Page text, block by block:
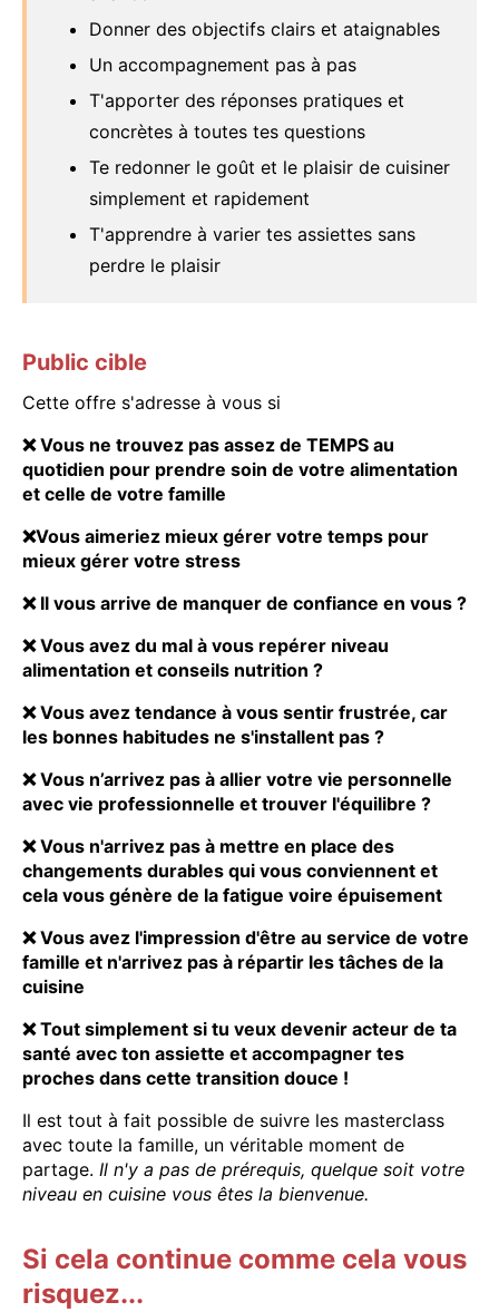
Donner des objectifs clairs et ataignables
Un accompagnement pas à pas
T'apporter des réponses pratiques et
concrètes à toutes tes questions
Te redonner le goût et le plaisir de cuisiner
simplement et rapidement
T'apprendre à varier tes assiettes sans
perdre le plaisir
Public cible
Cette offre s'adresse à vous si
❌ Vous ne trouvez pas assez de TEMPS au
quotidien pour prendre soin de votre alimentation
et celle de votre famille
❌Vous aimeriez mieux gérer votre temps pour
mieux gérer votre stress
❌ Il vous arrive de manquer de confiance en vous ?
❌ Vous avez du mal à vous repérer niveau
alimentation et conseils nutrition ?
❌ Vous avez tendance à vous sentir frustrée, car
les bonnes habitudes ne s'installent pas ?
❌ Vous n’arrivez pas à allier votre vie personnelle
avec vie professionnelle et trouver l'équilibre ?
❌ Vous n'arrivez pas à mettre en place des
changements durables qui vous conviennent et
cela vous génère de la fatigue voire épuisement
❌ Vous avez l'impression d'être au service de votre
famille et n'arrivez pas à répartir les tâches de la
cuisine
❌ Tout simplement si tu veux devenir acteur de ta
santé avec ton assiette et accompagner tes
proches dans cette transition douce !
Il est tout à fait possible de suivre les masterclass
avec toute la famille, un véritable moment de
partage. Il n'y a pas de prérequis, quelque soit votre
niveau en cuisine vous êtes la bienvenue.
Si cela continue comme cela vous
risquez...